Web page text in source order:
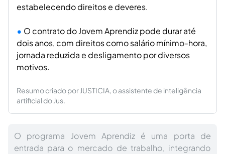
estabelecendo direitos e deveres.
O contrato do Jovem Aprendiz pode durar até
dois anos, com direitos como salário mínimo-hora,
jornada reduzida e desligamento por diversos
motivos.
Resumo criado por JUSTICIA, o assistente de inteligência
artificial do Jus.
O programa Jovem Aprendiz é uma porta de
entrada para o mercado de trabalho, integrando